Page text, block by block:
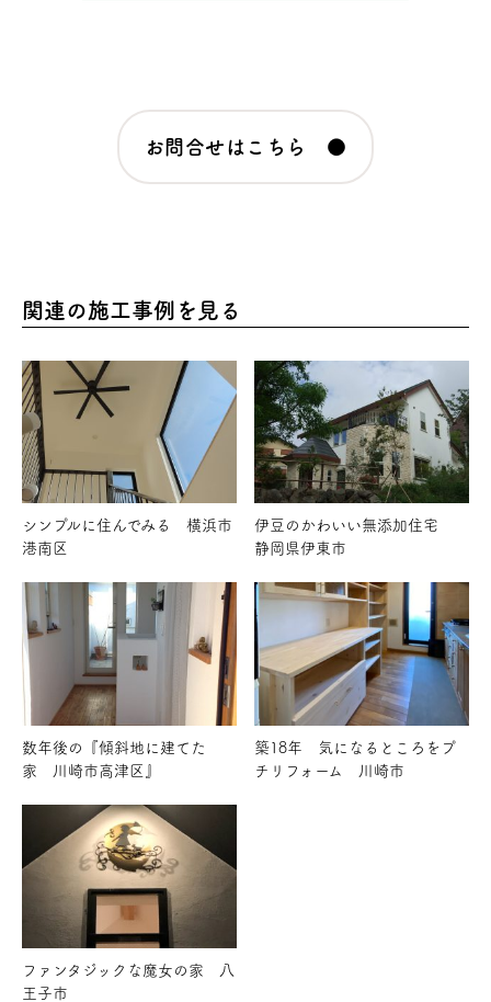
お問合せはこちら ●
関連の施工事例を見る
シンプルに住んでみる 横浜市
港南区
伊豆のかわいい無添加住宅
静岡県伊東市
数年後の『傾斜地に建てた
家 川崎市高津区』
築18年 気になるところをプ
チリフォーム 川崎市
ファンタジックな魔女の家 八
王子市